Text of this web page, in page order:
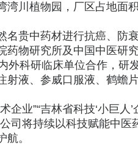
湾川植物园，厂区占地面
名贵中药材进行抗癌、防
药物研究所及中国中医研
外科研临床单位合作，研
射液、参威口服液、鹤蟾
企业”“吉林省科技‘小巨人
司将持续以科技赋能中
。